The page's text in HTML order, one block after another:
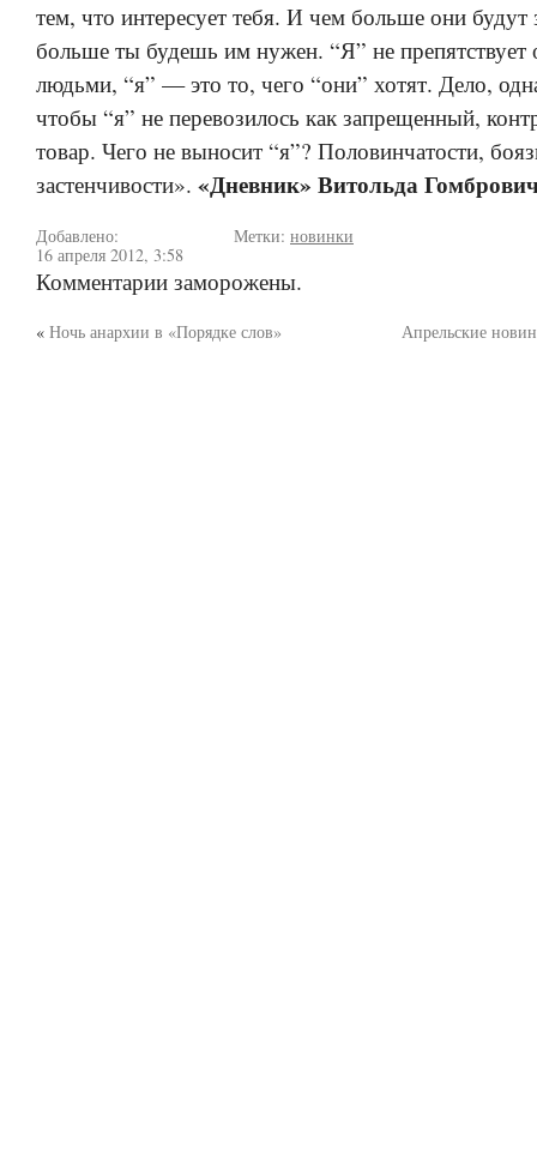
тем, что интересует тебя. И чем больше они будут
больше ты будешь им нужен. “Я” не
людьми, “я” — это то, чего “они” хотят. Дело,
чтобы “я” не перевозилось как запрещенный,
товар. Чего не выносит “я”? Половинчатости,
застенчивости». «Дневник» Витольда
Добавлено:
16 апреля 2012, 3:58
Метки: новинки
Комментарии заморожены.
« Ночь анархии в «Порядке слов» Апрельские